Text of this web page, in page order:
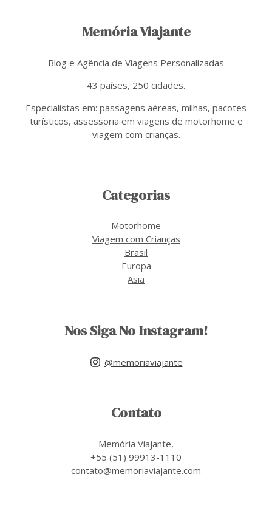
Memória Viajante
Blog e Agência de Viagens Personalizadas
43 países, 250 cidades.
Especialistas em: passagens aéreas, milhas, pacotes
turísticos, assessoria em viagens de motorhome e
viagem com crianças.
Categorias
Motorhome
Viagem com Crianças
Brasil
Europa
Asia
Nos Siga No Instagram!
@memoriaviajante
Contato
Memória Viajante,
+55 (51) 99913-1110
contato@memoriaviajante.com